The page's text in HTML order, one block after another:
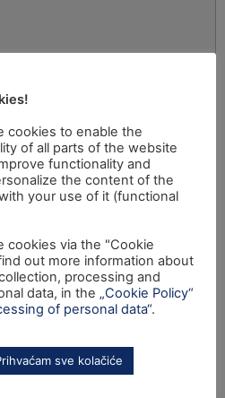
cookies to enable the
of all parts of the website
functionality and
the content of the
your use of it (functional
cookies via the "Cookie
out more information about
processing and
data, in the „Cookie Policy“
of personal data“.
sve kolačiće